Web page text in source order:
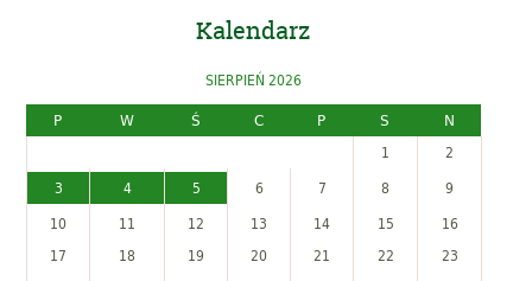
Kalendarz
SIERPIEŃ 2026
P
W Ś C P S
N
1
2
3
4 5 6 7 8
9
10
11 12 13 14 15
16
17
18 19 20 21 22
23